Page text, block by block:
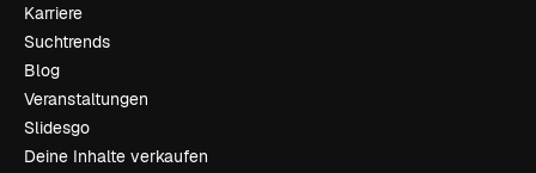
Karriere
Suchtrends
Blog
Veranstaltungen
Slidesgo
Deine Inhalte verkaufen